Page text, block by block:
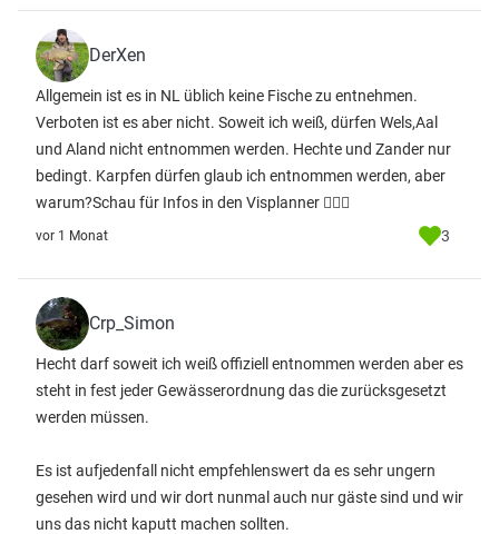
DerXen
Allgemein ist es in NL üblich keine Fische zu entnehmen.
Verboten ist es aber nicht. Soweit ich weiß, dürfen Wels,Aal
und Aland nicht entnommen werden. Hechte und Zander nur
bedingt. Karpfen dürfen glaub ich entnommen werden, aber
warum?Schau für Infos in den Visplanner ✌🏻🎣
vor 1 Monat 3
Crp_Simon
Hecht darf soweit ich weiß offiziell entnommen werden aber es
steht in fest jeder Gewässerordnung das die zurücksgesetzt
werden müssen.
Es ist aufjedenfall nicht empfehlenswert da es sehr ungern
gesehen wird und wir dort nunmal auch nur gäste sind und wir
uns das nicht kaputt machen sollten.